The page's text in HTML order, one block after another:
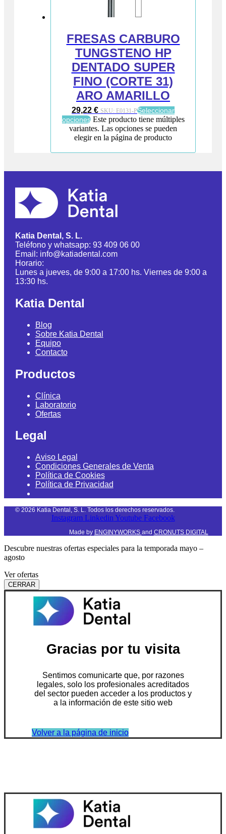
FRESAS CARBURO
TUNGSTENO HP
DENTADO SUPER
FINO (CORTE 31)
ARO AMARILLO
29,22 € SKU: E0131-PSeleccionar
opciones Este producto tiene múltiples
variantes. Las opciones se pueden
elegir en la página de producto
Katia Dental, S. L.
Teléfono y whatsapp: 93 409 06 00
Email: info@katiadental.com
Horario:
Lunes a jueves, de 9:00 a 17:00 hs. Viernes de 9:00 a
13:30 hs.
Katia Dental
Blog
Sobre Katia Dental
Equipo
Contacto
Productos
Clínica
Laboratorio
Ofertas
Legal
Aviso Legal
Condiciones Generales de Venta
Política de Cookies
Política de Privacidad
© 2026 Katia Dental, S. L. Todos los derechos reservados.
Instagram Linkedin Youtube Facebook
Made by ENGINYWORKS and CRONUTS DIGITAL
Descubre nuestras ofertas especiales para la temporada mayo –
agosto
Ver ofertas
CERRAR
Gracias por tu visita
Sentimos comunicarte que, por razones
legales, solo los profesionales acreditados
del sector pueden acceder a los productos y
a la información de este sitio web
Volver a la página de inicio